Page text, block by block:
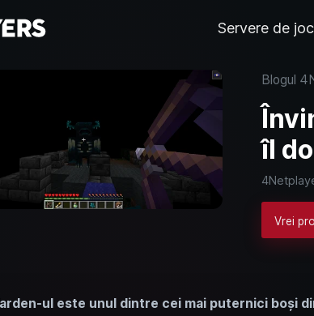
Servere de joc
Blogul
îl
Vrei
ul este unul dintre cei mai puternici boși